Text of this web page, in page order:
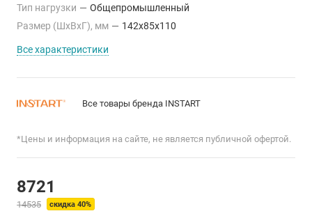
Тип нагрузки — Общепромышленный
Размер (ШхВхГ), мм — 142x85x110
Все характеристики
Все товары бренда INSTART
*Цены и информация на сайте, не является публичной офертой.
8721
14535 скидка 40%